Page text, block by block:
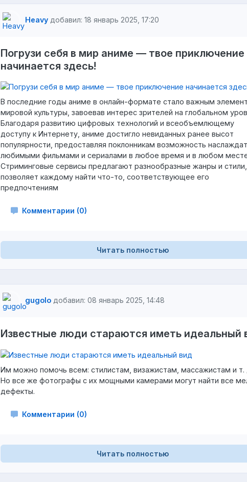
Heavy добавил: 18 январь 2025, 17:20
Погрузи себя в мир аниме — твое приключение
начинается здесь!
В последние годы аниме в онлайн-формате стало важным
мировой культуры, завоевав интерес зрителей на глобальном
Благодаря развитию цифровых технологий и всеобъемлющему
доступу к Интернету, аниме достигло невиданных ранее высот
популярности, предоставляя поклонникам возможность
любимыми фильмами и сериалами в любое время и в любом
Стриминговые сервисы предлагают разнообразные жанры и
позволяет каждому найти что-то, соответствующее его
предпочтениям
Комментарии (0)
Читать полностью
gugolo добавил: 08 январь 2025, 14:48
Известные люди стараются иметь идеальный
Им можно помочь всем: стилистам, визажистам, массажистам и т.
Но все же фотографы с их мощными камерами могут найти все
дефекты.
Комментарии (0)
Читать полностью